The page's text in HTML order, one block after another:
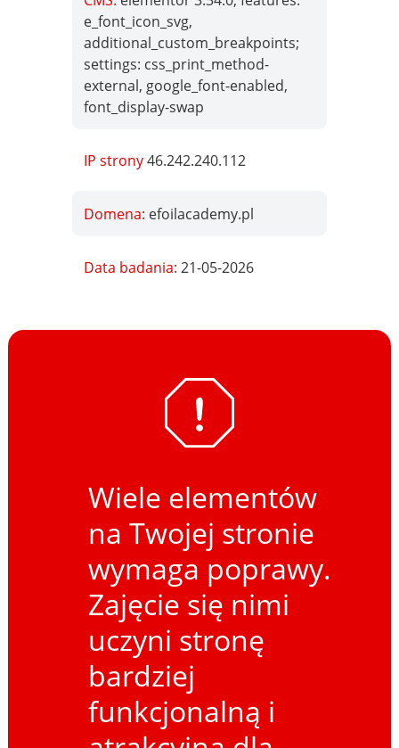
e_font_icon_svg,
additional_custom_breakpoints;
settings: css_print_method-
external, google_font-enabled,
font_display-swap
IP strony46.242.240.112
Domena: efoilacademy.pl
Data badania:21-05-2026
Wiele elementów
na Twojej stronie
wymaga poprawy.
Zajęcie się nimi
uczyni stronę
bardziej
funkcjonalną i